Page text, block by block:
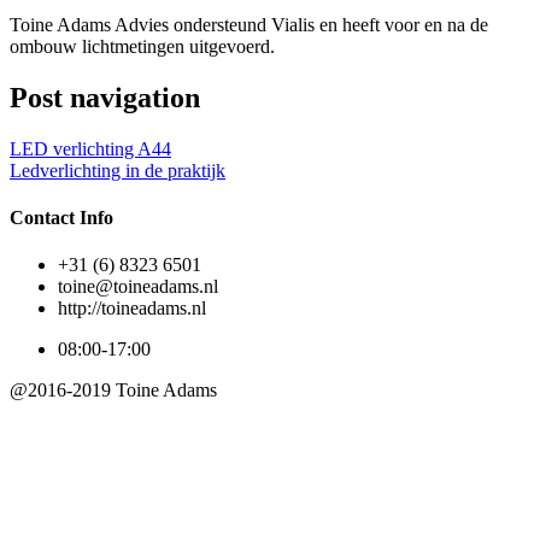
Toine Adams Advies ondersteund Vialis en heeft voor en na de
ombouw lichtmetingen uitgevoerd.
Post navigation
LED verlichting A44
Ledverlichting in de praktijk
Contact Info
+31 (6) 8323 6501
toine@toineadams.nl
http://toineadams.nl
08:00-17:00
@2016-2019 Toine Adams